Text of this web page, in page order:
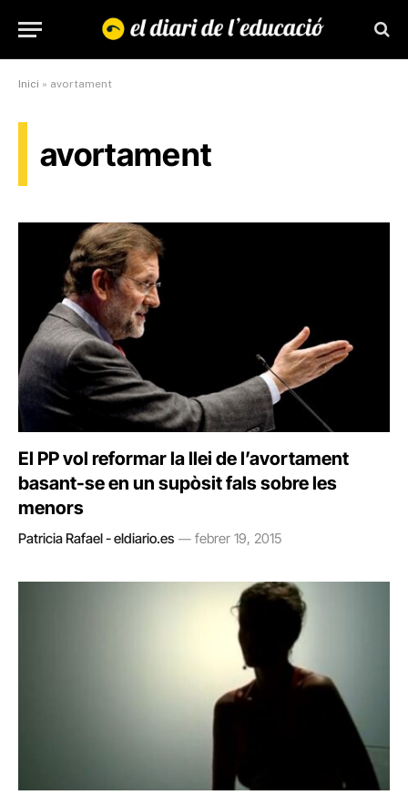
Inici » avortament
avortament
El PP vol reformar la llei de l’avortament
basant-se en un supòsit fals sobre les
menors
Patricia Rafael - eldiario.es febrer 19, 2015